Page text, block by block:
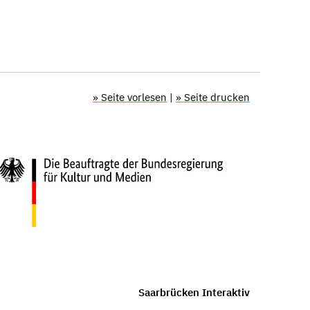
» Seite vorlesen | » Seite drucken
Saarbrücken Interaktiv